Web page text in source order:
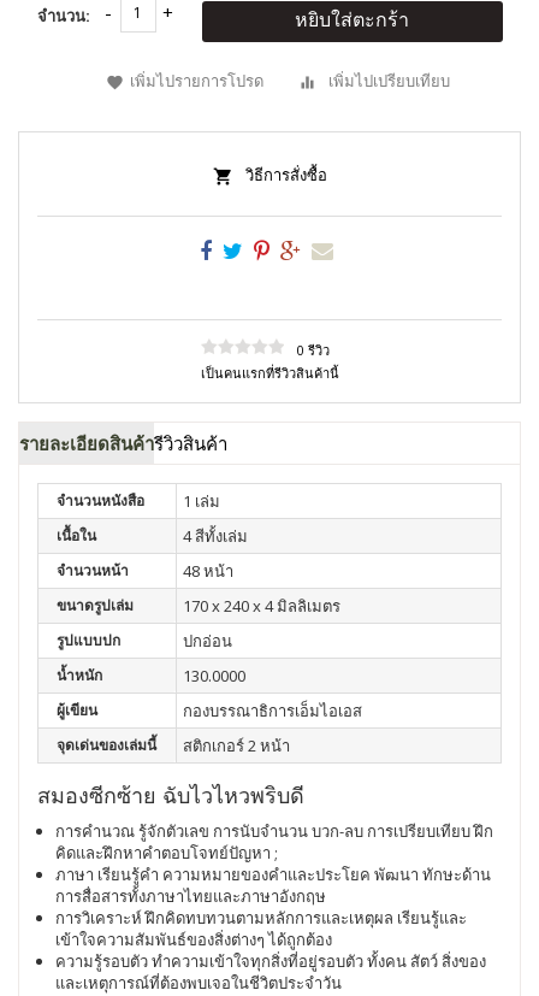
จำนวน: หยิบใส่ตะกร้า
เพิ่มไปรายการโปรด เพิ่มไปเปรียบเทียบ
วิธีการสั่งซื้อ
0 รีวิว
เป็นคนแรกที่รีวิวสินค้านี้
รายละเอียดสินค้ารีวิวสินค้า
จำนวนหนังสือ 1 เล่ม
เนื้อใน 4 สีทั้งเล่ม
จำนวนหน้า 48 หน้า
ขนาดรูปเล่ม 170 x 240 x 4 มิลลิเมตร
รูปแบบปก ปกอ่อน
น้ำหนัก 130.0000
ผู้เขียน กองบรรณาธิการเอ็มไอเอส
จุดเด่นของเล่มนี้ สติกเกอร์ 2 หน้า
สมองซีกซ้าย ฉับไวไหวพริบดี
การคำนวณ รู้จักตัวเลข การนับจำนวน บวก-ลบ การเปรียบเทียบ ฝึก
คิดและฝึกหาคำตอบโจทย์ปัญหา ;
ภาษา เรียนรู้คำ ความหมายของคำและประโยค พัฒนา ทักษะด้าน
การสื่อสารทั้งภาษาไทยและภาษาอังกฤษ
การวิเคราะห์ ฝึกคิดทบทวนตามหลักการและเหตุผล เรียนรู้และ
เข้าใจความสัมพันธ์ของสิ่งต่างๆ ได้ถูกต้อง
ความรู้รอบตัว ทำความเข้าใจทุกสิ่งที่อยู่รอบตัว ทั้งคน สัตว์ สิ่งของ
และเหตุการณ์ที่ต้องพบเจอในชีวิตประจำวัน